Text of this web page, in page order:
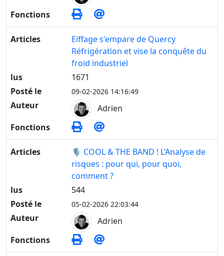
Fonctions
Articles
Eiffage s'empare de Quercy
Réfrigération et vise la conquête du
froid industriel
lus
1671
Posté le
09-02-2026 14:16:49
Auteur
Adrien
Fonctions
Articles
🎙️ COOL & THE BAND ! L’Analyse de
risques : pour qui, pour quoi,
comment ?
lus
544
Posté le
05-02-2026 22:03:44
Auteur
Adrien
Fonctions